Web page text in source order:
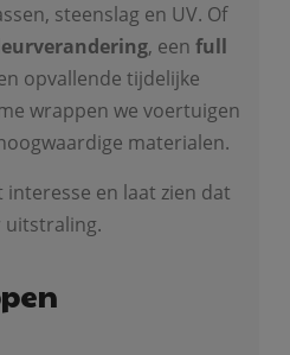
steenslag en UV. Of
, een full
opvallende tijdelijke
wrappen we voertuigen
materialen.
interesse en laat zien dat
uitstraling.